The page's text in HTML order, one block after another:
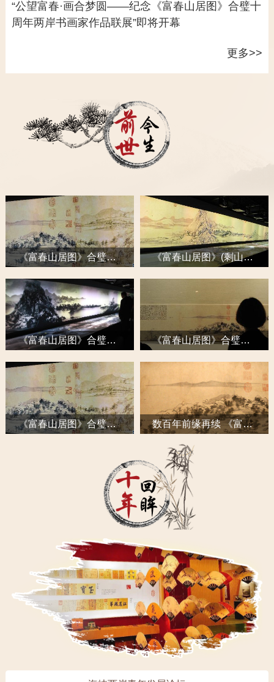
“公望富春·画合梦圆——纪念《富春山居图》合璧十
周年两岸书画家作品联展”即将开幕
更多>>
前世今生
《富春山居图》合璧展出的深远意义 《富春山居图》(剩山图)圆满完成“圆合之旅”
《富春山居图》合璧激荡两岸共同民族情怀 《富春山居图》合璧历程
《富春山居图》合璧大事记 数百年前缘再续 《富春山居图》在台同柜展出(图)
十年回眸